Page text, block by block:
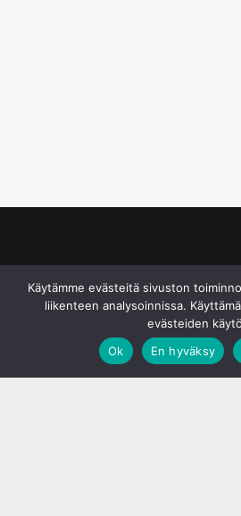
Käytämme evästeitä sivuston
liikenteen analysoinnissa.
evästeiden
Ok
En hyväksy